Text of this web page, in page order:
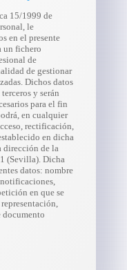
15/1999 de
le
en el presente
un fichero
de
de gestionar
Dichos datos
y serán
para el fin
en cualquier
rectificación,
en dicha
dirección de la
(Sevilla). Dicha
datos: nombre
en que se
documento